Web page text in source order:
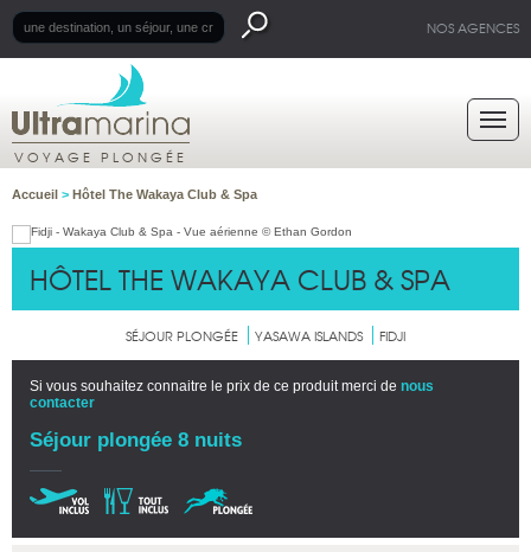
NOS AGENCES
VOYAGE PLONGÉE
Accueil > Hôtel The Wakaya Club & Spa
HÔTEL THE WAKAYA CLUB & SPA
SÉJOUR PLONGÉE YASAWA ISLANDS FIDJI
Si vous souhaitez connaitre le prix de ce produit merci de nous
contacter
Séjour plongée 8 nuits